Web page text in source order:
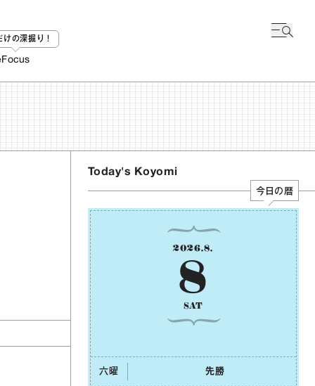
けの深掘り！
Focus
Today's Koyomi
今日の暦
2026.8.
8
SAT
六曜 先勝